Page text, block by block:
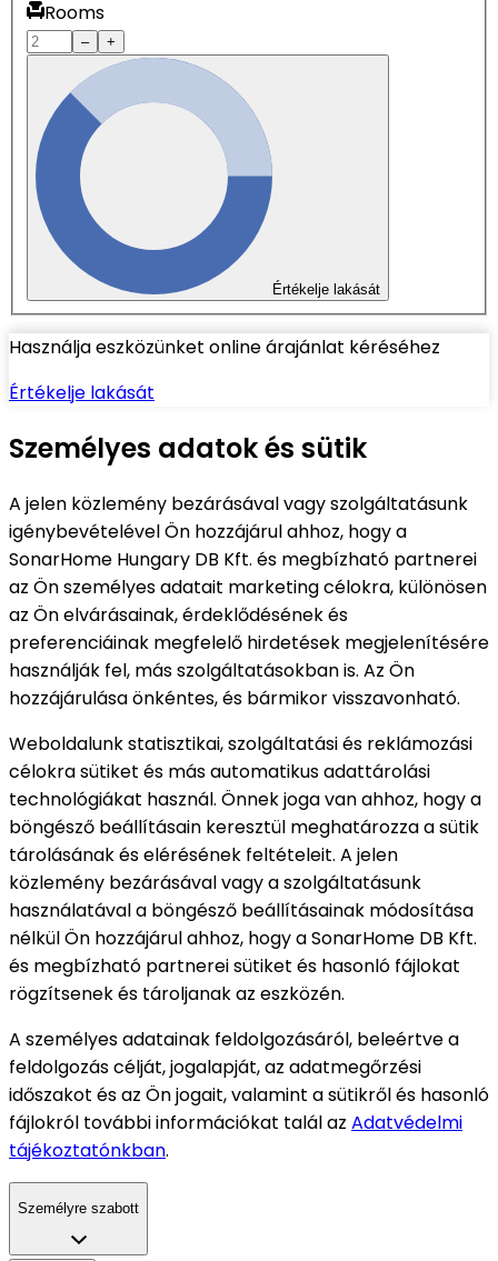
Rooms
– +
Értékelje lakását
Használja eszközünket online árajánlat kéréséhez
Értékelje lakását
Személyes adatok és sütik
A jelen közlemény bezárásával vagy szolgáltatásunk
igénybevételével Ön hozzájárul ahhoz, hogy a
SonarHome Hungary DB Kft. és megbízható partnerei
az Ön személyes adatait marketing célokra, különösen
az Ön elvárásainak, érdeklődésének és
preferenciáinak megfelelő hirdetések megjelenítésére
használják fel, más szolgáltatásokban is. Az Ön
hozzájárulása önkéntes, és bármikor visszavonható.
Weboldalunk statisztikai, szolgáltatási és reklámozási
célokra sütiket és más automatikus adattárolási
technológiákat használ. Önnek joga van ahhoz, hogy a
böngésző beállításain keresztül meghatározza a sütik
tárolásának és elérésének feltételeit. A jelen
közlemény bezárásával vagy a szolgáltatásunk
használatával a böngésző beállításainak módosítása
nélkül Ön hozzájárul ahhoz, hogy a SonarHome DB Kft.
és megbízható partnerei sütiket és hasonló fájlokat
rögzítsenek és tároljanak az eszközén.
A személyes adatainak feldolgozásáról, beleértve a
feldolgozás célját, jogalapját, az adatmegőrzési
időszakot és az Ön jogait, valamint a sütikről és hasonló
fájlokról további információkat talál az Adatvédelmi
tájékoztatónkban.
Személyre szabott